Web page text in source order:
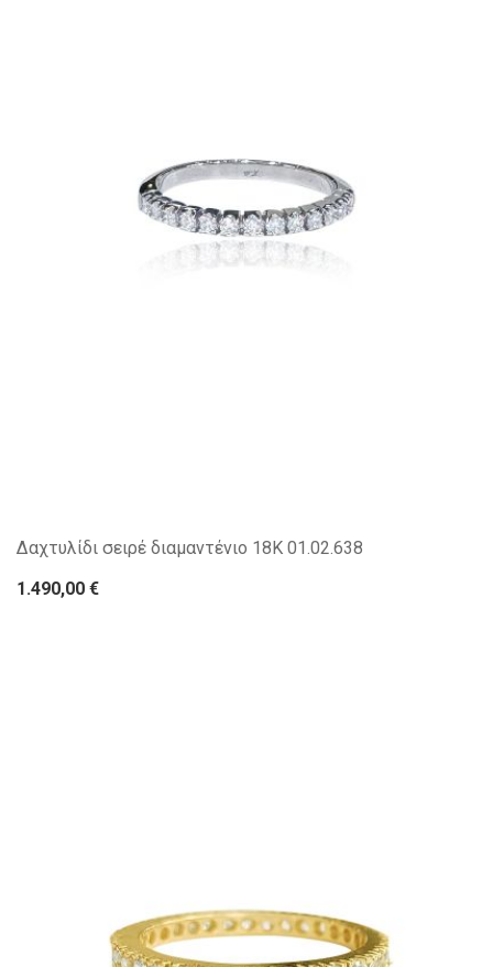
Δαχτυλίδι σειρέ διαμαντένιο 18Κ 01.02.638
1.490,00 €